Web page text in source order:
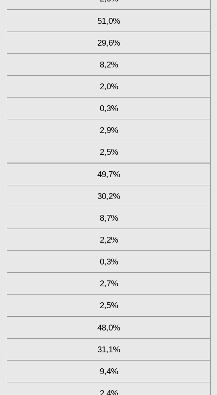
51,0%
29,6%
8,2%
2,0%
0,3%
2,9%
2,5%
49,7%
30,2%
8,7%
2,2%
0,3%
2,7%
2,5%
48,0%
31,1%
9,4%
2,4%